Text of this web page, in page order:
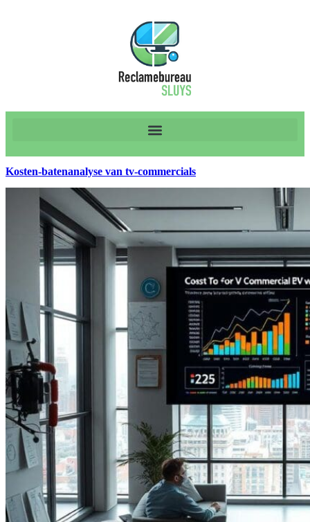
Kosten-batenanalyse van tv-commercials